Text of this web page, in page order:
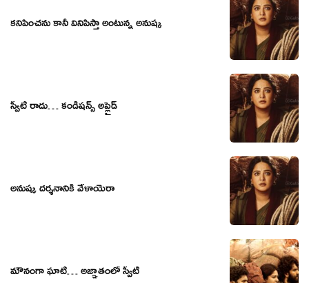
కనిపించను కానీ వినిపిస్తా అంటున్న అనుష్క
స్వీటీ రాదు… కండీషన్స్ అప్లైడ్
అనుష్క దర్శనానికి వేళాయెరా
మౌనంగా ఘాటీ… అజ్ఞాతంలో స్వీటీ